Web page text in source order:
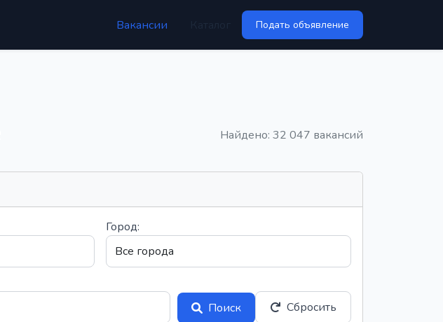
Вакансии Подать объявление
Найдено: 32 047 вакансий
Город:
Поиск
Сбросить